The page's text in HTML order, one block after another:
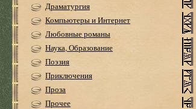
Драматургия
Компьютеры и Интернет
Любовные романы
Наука, Образование
Поэзия
Приключения
Проза
Прочее